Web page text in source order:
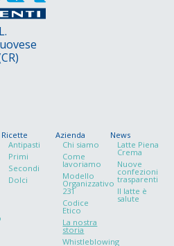
Ricette
Antipasti
Primi
Secondi
Dolci
Azienda
Chi siamo
Come
lavoriamo
Modello
Organizzativo
231
Codice
Etico
La nostra
storia
Whistleblowing
News
Latte Piena
Crema
Nuove
confezioni
trasparenti
Il latte è
salute